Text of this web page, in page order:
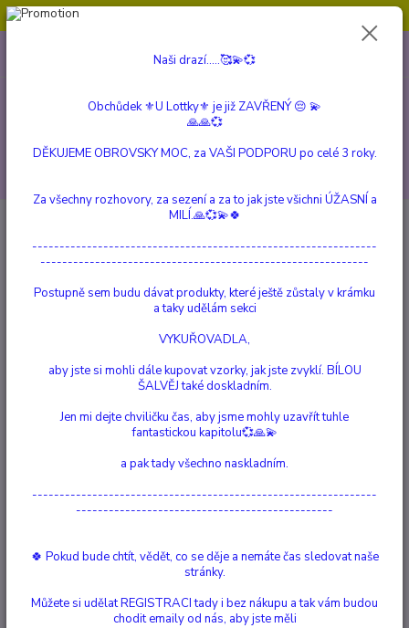
CZK
Nirmala Modrý Krajkový Achát
Nirmala Modrý Krajkový Achát
TOP produkt
O tomto kameni: Modrý Krajkový Achát přináší pospolitost Tento Nirmala
Modrý Krajkový Achátový stříbrný náramek krásné barvy se skládá ze
sedmi pramenů. Prameny jsou vyrobeny z barevných skleněných korálků
svázány ručně vyráběným prst...celý popis
Dostupnost Vyprodáno
Naši drazí.....🥰💫💞
Obchůdek ⚜️U Lottky⚜️ je již ZAVŘENÝ 😔 💫
🙏🙏💞
DĚKUJEME OBROVSKY MOC, za VAŠI PODPORU po celé 3 roky.
Za všechny rozhovory, za sezení a za to jak jste všichni ÚŽASNÍ a
MILÍ.🙏💞💫🍀
---------------------------------------------------------------
------------------------------------------------------------
Postupně sem budu dávat produkty, které ještě zůstaly v krámku
a taky udělám sekci
VYKUŘOVADLA,
aby jste si mohli dále kupovat vzorky, jak jste zvyklí. BÍLOU
ŠALVĚJ také doskladním.
Jen mi dejte chviličku čas, aby jsme mohly uzavřít tuhle
fantastickou kapitolu💞🙏💫
a pak tady všechno naskladním.
---------------------------------------------------------------
-----------------------------------------------
🍀 Pokud bude chtít, vědět, co se děje a nemáte čas sledovat naše
stránky.
Můžete si udělat REGISTRACI tady i bez nákupu a tak vám budou
chodit emaily od nás, aby jste měli